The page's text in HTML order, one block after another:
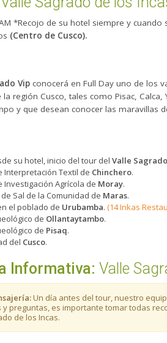
*Recojo de su hotel siempre y cuando
(Centro de Cusco).
Vip conocerá en Full Day uno de los
región Cusco, tales como Pisac, Calca,
y que desean conocer las maravillas
su hotel, inicio del tour del Valle
Interpretación Textil de Chinchero.
Investigación Agrícola de Moray.
Sal de la Comunidad de Maras.
el poblado de Urubamba. (14 Inkas
de Ollantaytambo.
de Pisaq.
del Cusco.
Informativa: Valle
Un día antes del tour, nuestro
y preguntas, es importante tomar todas
de los Incas.